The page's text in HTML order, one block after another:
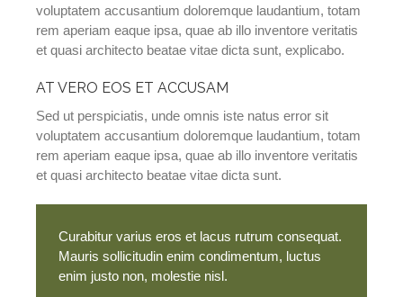
voluptatem accusantium doloremque laudantium, totam
rem aperiam eaque ipsa, quae ab illo inventore veritatis
et quasi architecto beatae vitae dicta sunt, explicabo.
AT VERO EOS ET ACCUSAM
Sed ut perspiciatis, unde omnis iste natus error sit
voluptatem accusantium doloremque laudantium, totam
rem aperiam eaque ipsa, quae ab illo inventore veritatis
et quasi architecto beatae vitae dicta sunt.
Curabitur varius eros et lacus rutrum consequat.
Mauris sollicitudin enim condimentum, luctus
enim justo non, molestie nisl.